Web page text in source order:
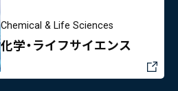
Chemical & Life Sciences
化学・ライフサイエンス